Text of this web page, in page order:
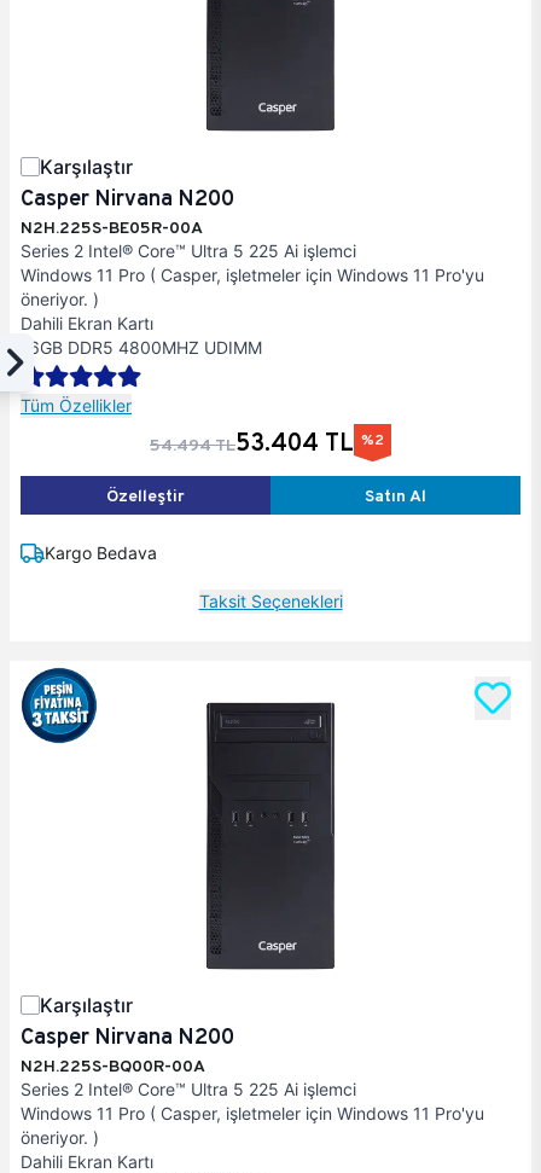
Filtrele
Karşılaştır
Casper Nirvana N200
N2H.225S-BE05R-00A
Series 2 Intel® Core™ Ultra 5 225 Ai işlemci
Windows 11 Pro ( Casper, işletmeler için Windows 11 Pro'yu
öneriyor. )
Dahili Ekran Kartı
16GB DDR5 4800MHZ UDIMM
Tüm Özellikler
54.494 TL53.404 TL %2
Özelleştir Satın Al
Kargo Bedava
Taksit Seçenekleri
Karşılaştır
Casper Nirvana N200
N2H.225S-BQ00R-00A
Series 2 Intel® Core™ Ultra 5 225 Ai işlemci
Windows 11 Pro ( Casper, işletmeler için Windows 11 Pro'yu
öneriyor. )
Dahili Ekran Kartı